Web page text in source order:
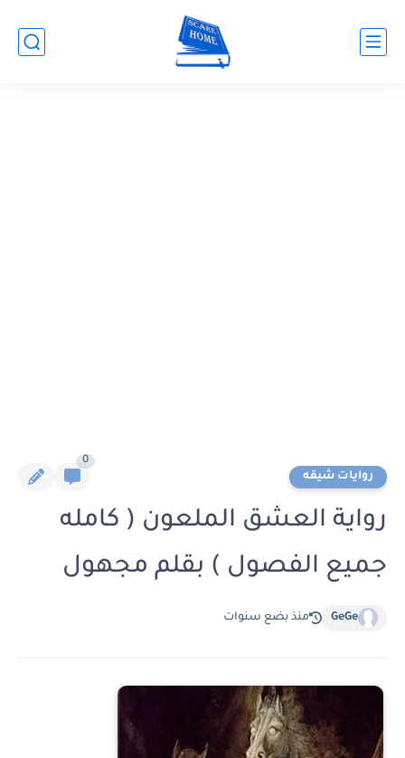
روايات شيقه
0
رواية العشق الملعون ( كامله
جميع الفصول ) بقلم مجهول
GeGe منذ بضع سنوات